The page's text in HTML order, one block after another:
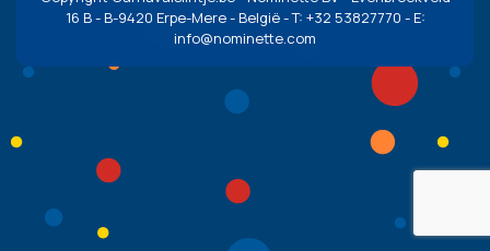
16 B - B-9420 Erpe-Mere - België - T: +32 53827770 - E:
info@nominette.com